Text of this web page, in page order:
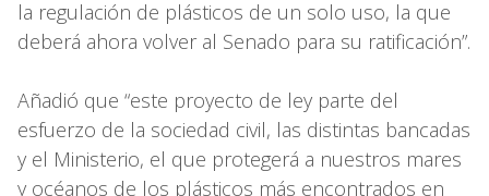
la regulación de plásticos de un solo uso, la que
deberá ahora volver al Senado para su ratificación”.
Añadió que “este proyecto de ley parte del
esfuerzo de la sociedad civil, las distintas bancadas
y el Ministerio, el que protegerá a nuestros mares
y océanos de los plásticos más encontrados en